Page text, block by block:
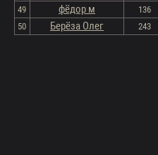
49
фёдор м 136
50
Берёза Олег 243